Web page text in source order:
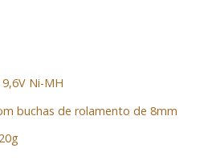
Ni-MH
buchas de rolamento de 8mm